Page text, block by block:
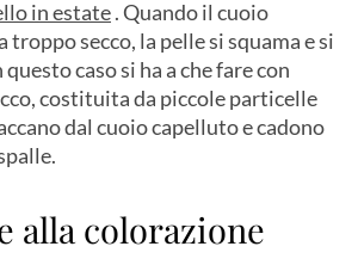
in estate. Quando il cuoio
secco, la pelle si squama e si
caso si ha a che fare con
costituita da piccole particelle
dal cuoio capelluto e cadono
alla colorazione